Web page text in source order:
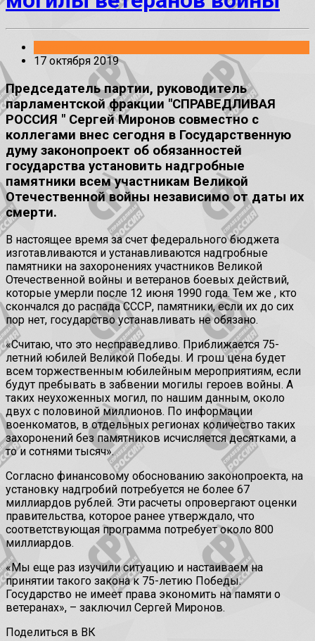
17 октября 2019
Председатель партии, руководитель
парламентской фракции "СПРАВЕДЛИВАЯ
РОССИЯ " Сергей Миронов совместно с
коллегами внес сегодня в Государственную
думу законопроект об обязанностей
государства установить надгробные
памятники всем участникам Великой
Отечественной войны независимо от даты их
смерти.
В настоящее время за счет федерального бюджета
изготавливаются и устанавливаются надгробные
памятники на захоронениях участников Великой
Отечественной войны и ветеранов боевых действий,
которые умерли после 12 июня 1990 года. Тем же , кто
скончался до распада СССР, памятники, если их до сих
пор нет, государство устанавливать не обязано.
«Считаю, что это несправедливо. Приближается 75-
летний юбилей Великой Победы. И грош цена будет
всем торжественным юбилейным мероприятиям, если
будут пребывать в забвении могилы героев войны. А
таких неухоженных могил, по нашим данным, около
двух с половиной миллионов. По информации
военкоматов, в отдельных регионах количество таких
захоронений без памятников исчисляется десятками, а
то и сотнями тысяч».
Согласно финансовому обоснованию законопроекта, на
установку надгробий потребуется не более 67
миллиардов рублей. Эти расчеты опровергают оценки
правительства, которое ранее утверждало, что
соответствующая программа потребует около 800
миллиардов.
«Мы еще раз изучили ситуацию и настаиваем на
принятии такого закона к 75-летию Победы.
Государство не имеет права экономить на памяти о
ветеранах», – заключил Сергей Миронов.
Поделиться в ВК